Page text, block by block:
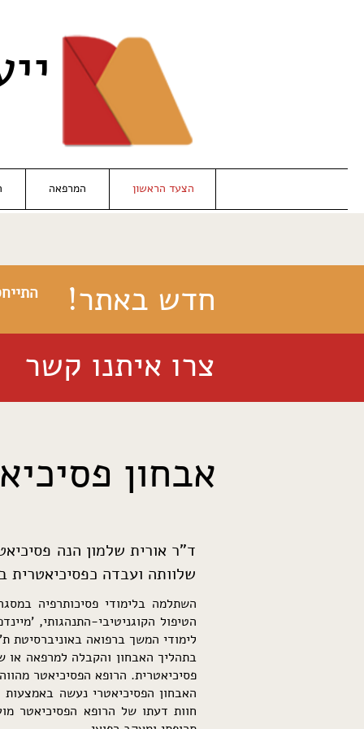
הצעד הראשון המרפאה
חדש באתר!
צרו איתנו קשר
אבחון
ד"ר אורית שלמון הנה
שלוותה ועבדה כפסיכיאטרית
השתלמה בלימודי פסיכותרפיה
הטיפול הקוגניטיבי-התנהגותי,
לימודי המשך ברפואה באוניברסיטת
בתהליך האבחון והקבלה למרפאה או
פסיכיאטרית. הרופא הפסיכיאטר
האבחון הפסיכיאטרי נעשה באמצעות
חוות דעתו של הרופא הפסיכיאטר